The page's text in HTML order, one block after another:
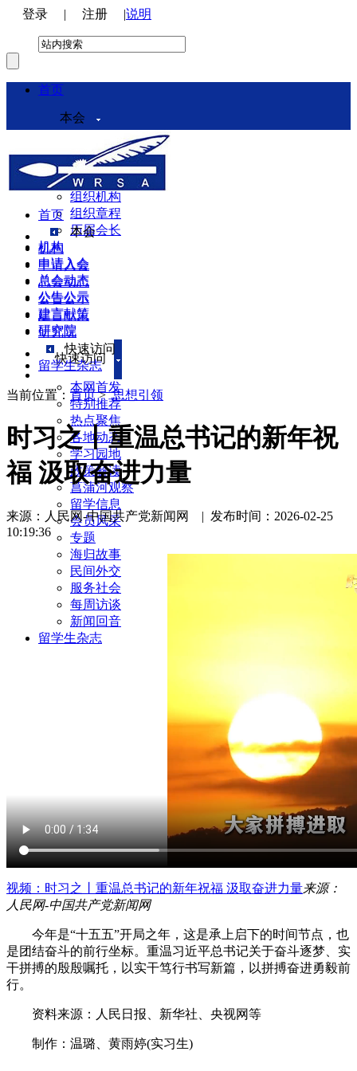
登录 | 注册 |说明
首页
本会
本会介绍
领导机构
理事会
组织机构
组织章程
历届会长
机构
申请入会
总会动态
公告公示
建言献策
研究院
快速访问
本网首发
特别推荐
热点聚焦
各地动态
学习园地
政策解读
菖蒲河观察
留学信息
会员风采
专题
海归故事
民间外交
服务社会
每周访谈
新闻回音
留学生杂志
首页
本会
机构
申请入会
总会动态
公告公示
建言献策
研究院
快速访问
留学生杂志
当前位置： 首页>思想引领
时习之丨重温总书记的新年祝
福 汲取奋进力量
来源：人民网-中国共产党新闻网 | 发布时间：2026-02-25
10:19:36
视频：时习之丨重温总书记的新年祝福 汲取奋进力量来源：
人民网-中国共产党新闻网
今年是“十五五”开局之年，这是承上启下的时间节点，也
是团结奋斗的前行坐标。重温习近平总书记关于奋斗逐梦、实
干拼搏的殷殷嘱托，以实干笃行书写新篇，以拼搏奋进勇毅前
行。
资料来源：人民日报、新华社、央视网等
制作：温璐、黄雨婷(实习生)